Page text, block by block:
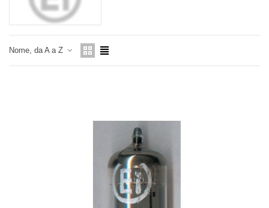
Nome, da A a Z